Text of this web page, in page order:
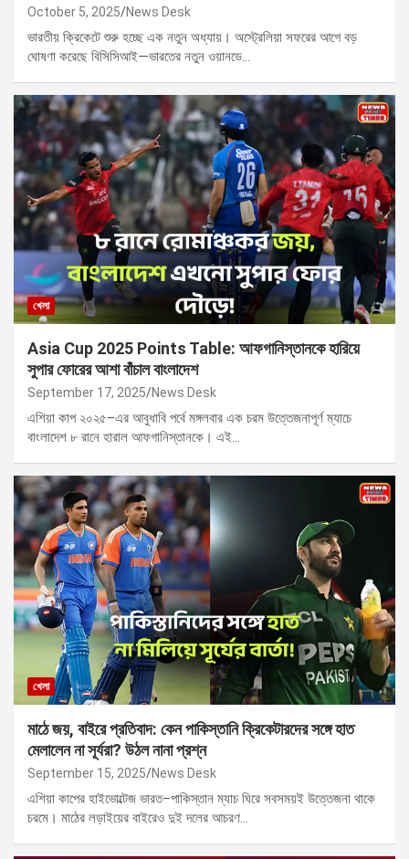
October 5, 2025 News Desk
ভারতীয় ক্রিকেটে শুরু হচ্ছে এক নতুন অধ্যায়। অস্ট্রেলিয়া সফরের আগে বড়
ঘোষণা করেছে বিসিসিআই—ভারতের নতুন ওয়ানডে…
খেলা
Asia Cup 2025 Points Table: আফগানিস্তানকে হারিয়ে
সুপার ফোরের আশা বাঁচাল বাংলাদেশ
September 17, 2025 News Desk
এশিয়া কাপ ২০২৫–এর আবুধাবি পর্বে মঙ্গলবার এক চরম উত্তেজনাপূর্ণ ম্যাচে
বাংলাদেশ ৮ রানে হারাল আফগানিস্তানকে। এই…
খেলা
মাঠে জয়, বাইরে প্রতিবাদ: কেন পাকিস্তানি ক্রিকেটারদের সঙ্গে হাত
মেলালেন না সূর্যরা? উঠল নানা প্রশ্ন
September 15, 2025 News Desk
এশিয়া কাপের হাইভোল্টেজ ভারত–পাকিস্তান ম্যাচ ঘিরে সবসময়ই উত্তেজনা থাকে
চরমে। মাঠের লড়াইয়ের বাইরেও দুই দলের আচরণ…